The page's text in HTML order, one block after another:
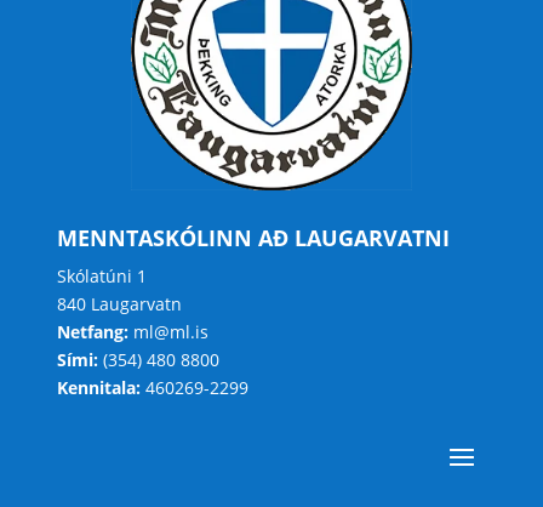
MENNTASKÓLINN AÐ LAUGARVATNI
Skólatúni 1
840 Laugarvatn
Netfang:ml@ml.is
Sími:(354) 480 8800
Kennitala:460269-2299